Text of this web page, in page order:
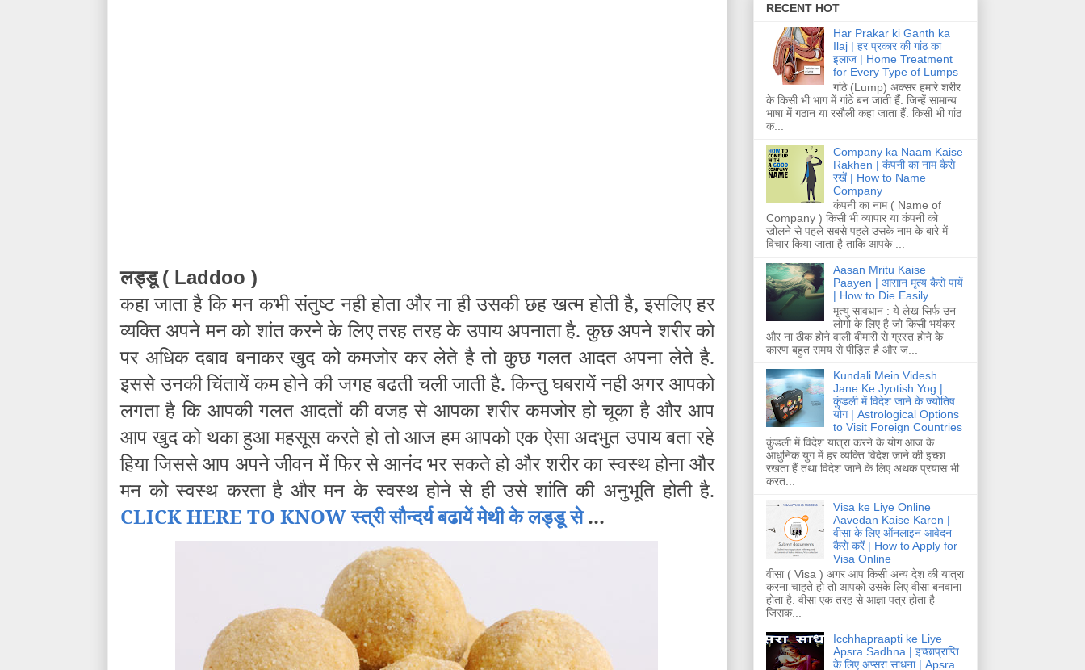
लड्डू ( Laddoo )
कहा जाता है कि मन कभी संतुष्ट नही होता और ना ही उसकी छह खत्म होती है, इसलिए हर
व्यक्ति अपने मन को शांत करने के लिए तरह तरह के उपाय अपनाता है. कुछ अपने शरीर को
पर अधिक दबाव बनाकर खुद को कमजोर कर लेते है तो कुछ गलत आदत अपना लेते है.
इससे उनकी चिंतायें कम होने की जगह बढती चली जाती है. किन्तु घबरायें नही अगर आपको
लगता है कि आपकी गलत आदतों की वजह से आपका शरीर कमजोर हो चूका है और आप
आप खुद को थका हुआ महसूस करते हो तो आज हम आपको एक ऐसा अदभुत उपाय बता रहे
हिया जिससे आप अपने जीवन में फिर से आनंद भर सकते हो और शरीर का स्वस्थ होना और
मन को स्वस्थ करता है और मन के स्वस्थ होने से ही उसे शांति की अनुभूति होती है.
CLICK HERE TO KNOW स्त्री सौन्दर्य बढायें मेथी के लड्डू से...
RECENT HOT
Har Prakar ki Ganth ka
Ilaj | हर प्रकार की गांठ का
इलाज | Home Treatment
for Every Type of Lumps
गांठे (Lump) अक्सर हमारे शरीर
के किसी भी भाग में गांठे बन जाती हैं. जिन्हें सामान्य
भाषा में गठान या रसौली कहा जाता हैं. किसी भी गांठ
क...
Company ka Naam Kaise
Rakhen | कंपनी का नाम कैसे
रखें | How to Name
Company
कंपनी का नाम ( Name of
Company ) किसी भी व्यापार या कंपनी को
खोलने से पहले सबसे पहले उसके नाम के बारे में
विचार किया जाता है ताकि आपके ...
Aasan Mritu Kaise
Paayen | आसान मृत्य कैसे पायें
| How to Die Easily
मृत्यु सावधान : ये लेख सिर्फ उन
लोगो के लिए है जो किसी भयंकर
और ना ठीक होने वाली बीमारी से ग्रस्त होने के
कारण बहुत समय से पीड़ित है और ज...
Kundali Mein Videsh
Jane Ke Jyotish Yog |
कुंडली में विदेश जाने के ज्योतिष
योग | Astrological Options
to Visit Foreign Countries
कुंडली में विदेश यात्रा करने के योग आज के
आधुनिक युग में हर व्यक्ति विदेश जाने की इच्छा
रखता हैं तथा विदेश जाने के लिए अथक प्रयास भी
करत...
Visa ke Liye Online
Aavedan Kaise Karen |
वीसा के लिए ऑनलाइन आवेदन
कैसे करें | How to Apply for
Visa Online
वीसा ( Visa ) अगर आप किसी अन्य देश की यात्रा
करना चाहते हो तो आपको उसके लिए वीसा बनवाना
होता है. वीसा एक तरह से आज्ञा पत्र होता है
जिसक...
Icchhapraapti ke Liye
Apsra Sadhna | इच्छाप्राप्ति
के लिए अप्सरा साधना | Apsra